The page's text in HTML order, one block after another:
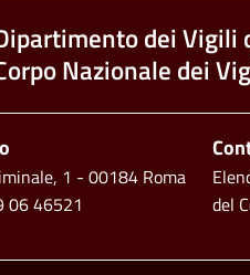
dei Vigili
Nazionale dei
pagina
1 - 00184 Roma
06 46521
del